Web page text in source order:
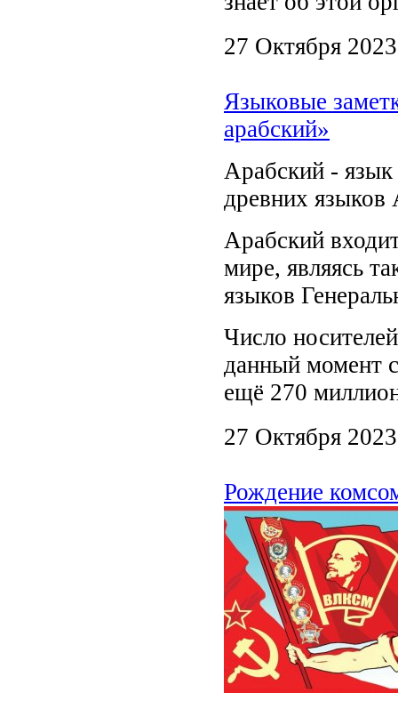
27 Октября 2023
Языковые
арабский»
Арабский -
древних языков
Арабский
мире, являясь
языков
Число
данный момент
ещё 270
27 Октября 2023
Рождение